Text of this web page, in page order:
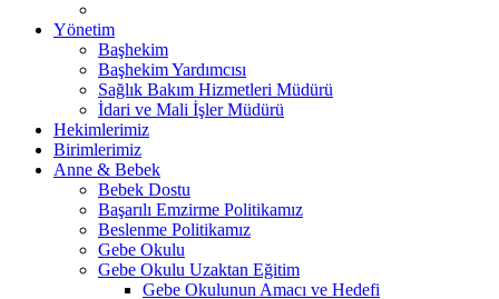
Yönetim
Başhekim
Başhekim Yardımcısı
Sağlık Bakım Hizmetleri Müdürü
İdari ve Mali İşler Müdürü
Hekimlerimiz
Birimlerimiz
Anne & Bebek
Bebek Dostu
Başarılı Emzirme Politikamız
Beslenme Politikamız
Gebe Okulu
Gebe Okulu Uzaktan Eğitim
Gebe Okulunun Amacı ve Hedefi